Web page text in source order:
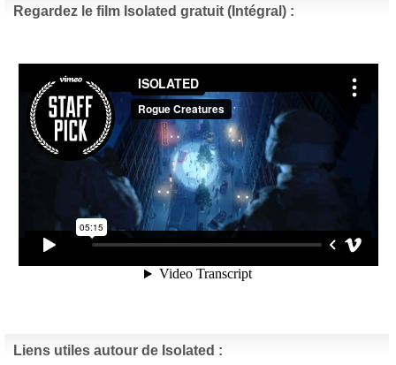
Regardez le film Isolated gratuit (Intégral) :
Liens utiles autour de Isolated :